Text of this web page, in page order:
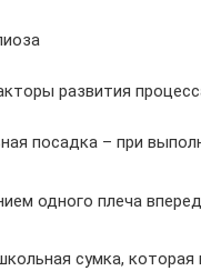
развития
посадка – при
одного плеча
сумка, которая